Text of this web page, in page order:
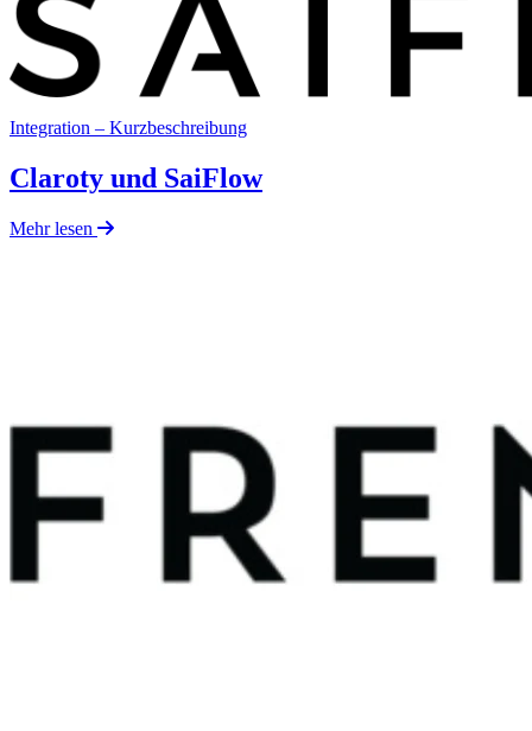
Integration – Kurzbeschreibung
Claroty und SaiFlow
Mehr lesen